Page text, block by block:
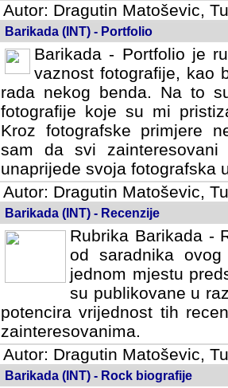
Autor: Dragutin Matoševic,
Barikada (INT) - Portfolio
Barikada - Portfolio je
vaznost fotografije, kao
rada nekog benda. Na to
fotografije koje su mi
fotografske primjere
svi zainteresovani
svoja fotografska umijeca.
Autor: Dragutin Matoševic,
Barikada (INT) - Recenzije
Rubrika Barikada -
od saradnika
jednom mjestu
su publikovane u
potencira vrijednost tih
zainteresovanima.
Autor: Dragutin Matoševic,
Barikada (INT) - Rock biografije